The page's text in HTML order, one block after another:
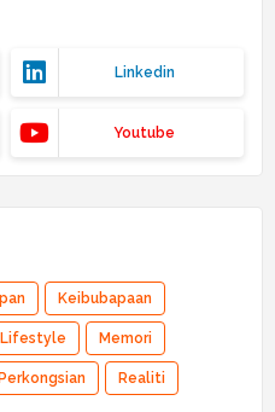
Linkedin
Youtube
Keibubapaan
Lifestyle Memori
Perkongsian Realiti